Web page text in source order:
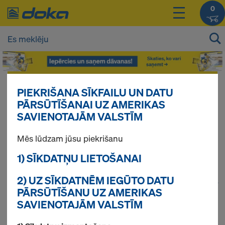
0
Jūsu produktu cenas Jūs varat redzēt
pieslēdzoties.
Atbalsta torņi
Atrasti 40 produkti
Pirktākās preces
PIEKRIŠANA SĪKFAILU UN DATU
PĀRSŪTĪŠANAI UZ AMERIKAS
SAVIENOTAJĀM VALSTĪM
Mēs lūdzam jūsu piekrišanu
1) SĪKDATŅU LIETOŠANAI
2) UZ SĪKDATNĒM IEGŪTO DATU
PĀRSŪTĪŠANU UZ AMERIKAS
SAVIENOTAJĀM VALSTĪM